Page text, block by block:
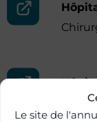
Le site de